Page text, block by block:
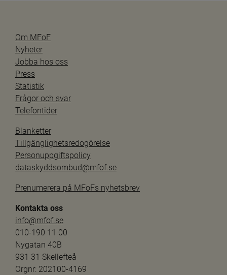
Om MFoF
Nyheter
Jobba hos oss
Press
Statistik
Frågor och svar
Telefontider
Blanketter
Tillgänglighetsredogörelse
Personuppgiftspolicy
dataskyddsombud@mfof.se
Prenumerera på MFoFs nyhetsbrev
Kontakta oss
info@mfof.se
010-190 11 00
Nygatan 40B
931 31 Skellefteå
Orgnr: 202100-4169